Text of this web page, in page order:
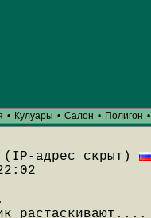
• Кулуары • Салон • Полигон •
(IP-адрес скрыт)
растаскивают....